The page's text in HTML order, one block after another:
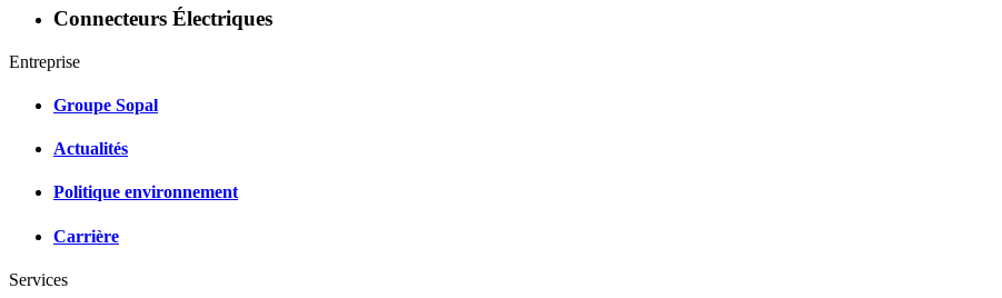
Connecteurs Électriques
Entreprise
Groupe Sopal
Actualités
Politique environnement
Carrière
Services